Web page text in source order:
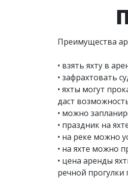
Преимущества
• взять яхту в
• зафрахтовать
• яхты могут
даст
• можно
• праздник на
• на реке можно
• на яхте можно
• цена аренды
речной прогулки